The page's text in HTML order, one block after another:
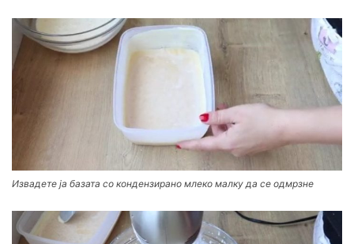
Извадете ја базата со кондензирано млеко малку да се одмрзне